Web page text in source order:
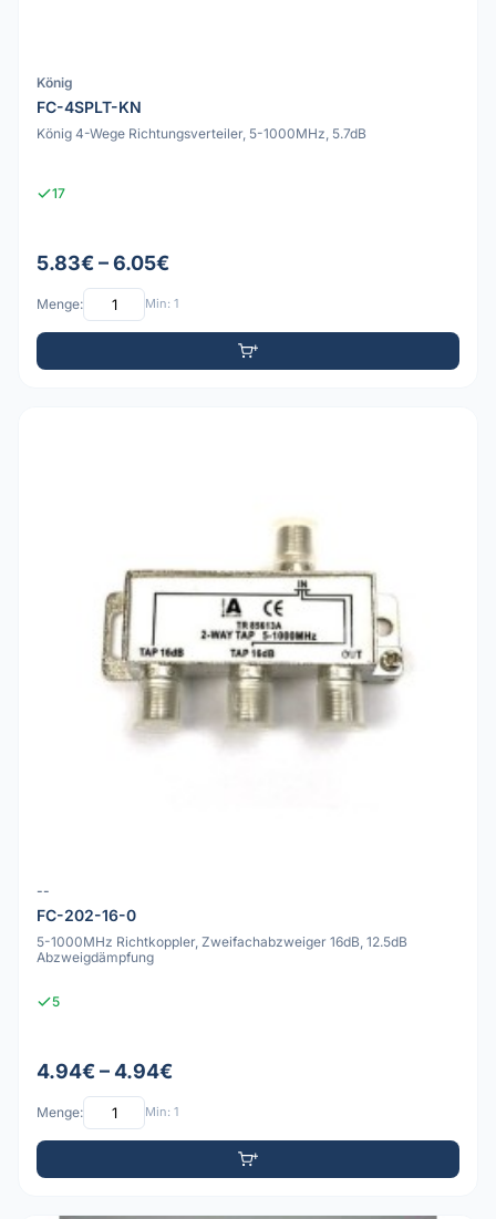
König
FC-4SPLT-KN
König 4-Wege Richtungsverteiler, 5-1000MHz, 5.7dB
17
5.83€ – 6.05€
Menge: Min: 1
--
FC-202-16-0
5-1000MHz Richtkoppler, Zweifachabzweiger 16dB, 12.5dB
Abzweigdämpfung
5
4.94€ – 4.94€
Menge: Min: 1